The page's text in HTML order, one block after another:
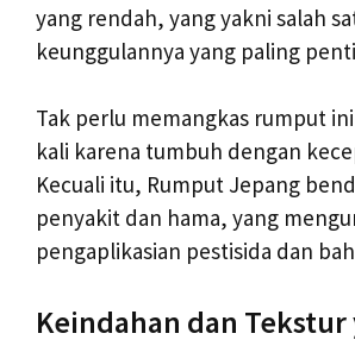
yang rendah, yang yakni salah
keunggulannya yang paling
Tak perlu memangkas rumput
kali karena tumbuh dengan
Kecuali itu, Rumput Jepang
penyakit dan hama, yang
pengaplikasian pestisida dan
Keindahan dan Tekstur